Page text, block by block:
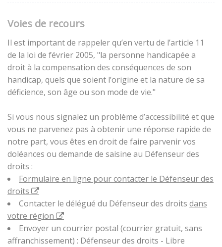
Voies de recours
Il est important de rappeler qu’en vertu de l’article 11
de la loi de février 2005, "la personne handicapée a
droit à la compensation des conséquences de son
handicap, quels que soient l’origine et la nature de sa
déficience, son âge ou son mode de vie."
Si vous nous signalez un problème d’accessibilité et que
vous ne parvenez pas à obtenir une réponse rapide de
notre part, vous êtes en droit de faire parvenir vos
doléances ou demande de saisine au Défenseur des
droits :
Formulaire en ligne pour contacter le Défenseur des
droits
Contacter le délégué du Défenseur des droits dans
votre région
Envoyer un courrier postal (courrier gratuit, sans
affranchissement) : Défenseur des droits - Libre